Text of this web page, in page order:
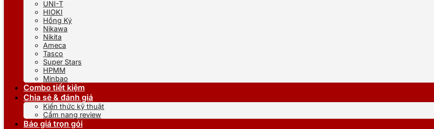
UNI-T
HIOKI
Hồng Ký
Nikawa
Nikita
Ameca
Tasco
Super Stars
HPMM
Minbao
Combo tiết kiệm
Chia sẻ & đánh giá
Kiến thức kỹ thuật
Cẩm nang review
Báo giá trọn gói